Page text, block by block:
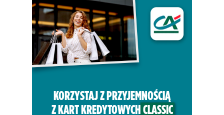
KORZYSTAJ Z PRZYJEMNOŚCIĄ
Z KART KREDYTOWYCHCLASSIC